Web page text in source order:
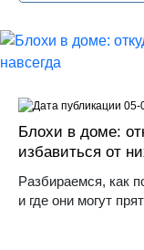
Блохи в доме:
избавиться от
Разбираемся, как
и где они могут
05-